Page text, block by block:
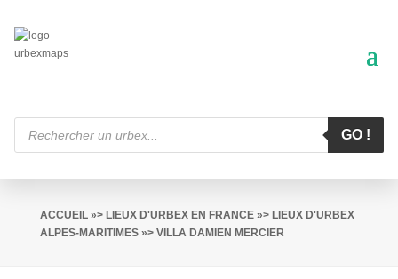
Recherche
produits
GO !
ACCUEIL»> LIEUX D'URBEX EN FRANCE»> LIEUX D'URBEX
ALPES-MARITIMES»> VILLA DAMIEN MERCIER